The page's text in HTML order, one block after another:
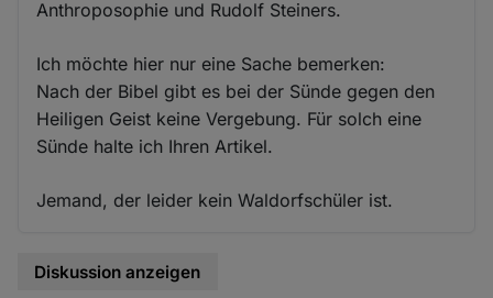
Anthroposophie und Rudolf Steiners.
Ich möchte hier nur eine Sache bemerken:
Nach der Bibel gibt es bei der Sünde gegen den
Heiligen Geist keine Vergebung. Für solch eine
Sünde halte ich Ihren Artikel.
Jemand, der leider kein Waldorfschüler ist.
Diskussion anzeigen